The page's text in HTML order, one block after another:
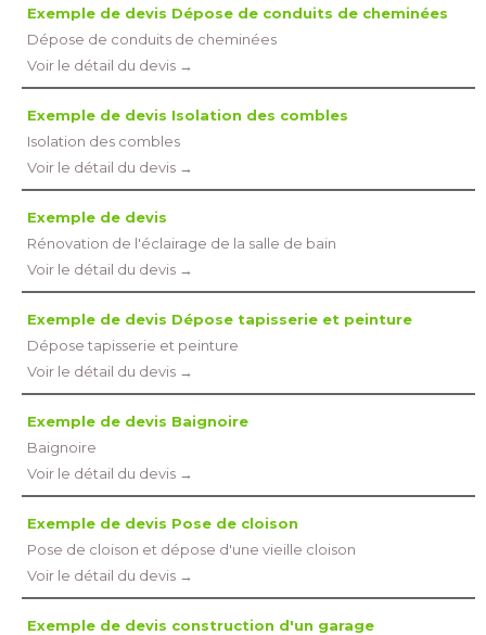
Exemple de devis Dépose de conduits de cheminées
Dépose de conduits de cheminées
Voir le détail du devis →
Exemple de devis Isolation des combles
Isolation des combles
Voir le détail du devis →
Exemple de devis
Rénovation de l'éclairage de la salle de bain
Voir le détail du devis →
Exemple de devis Dépose tapisserie et peinture
Dépose tapisserie et peinture
Voir le détail du devis →
Exemple de devis Baignoire
Baignoire
Voir le détail du devis →
Exemple de devis Pose de cloison
Pose de cloison et dépose d'une vieille cloison
Voir le détail du devis →
Exemple de devis construction d'un garage